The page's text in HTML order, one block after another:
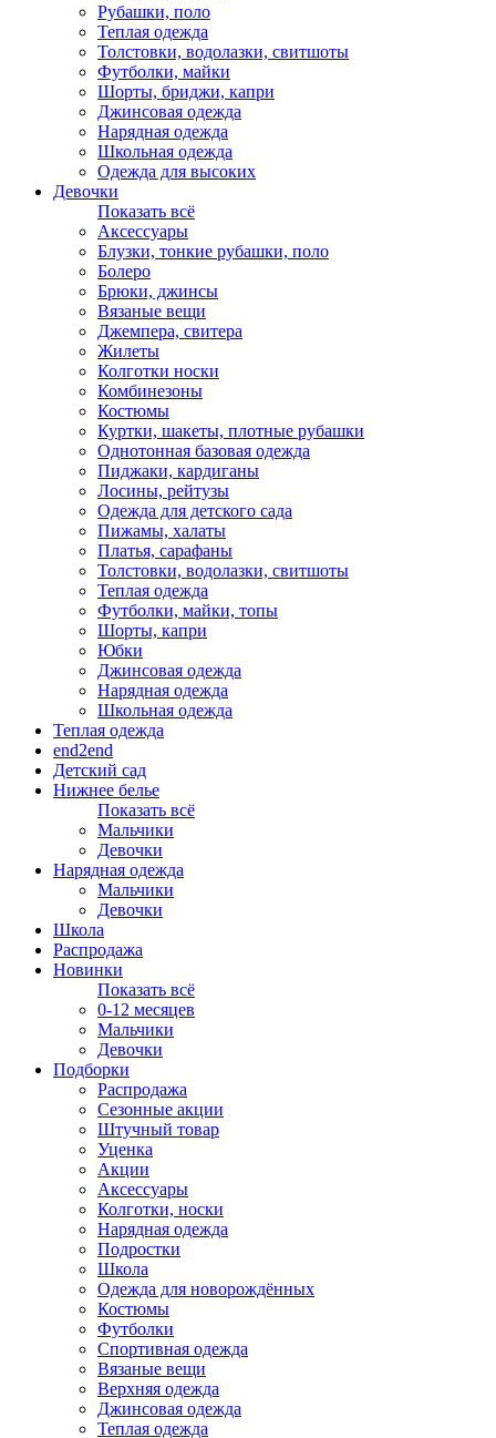
Рубашки, поло
Теплая одежда
Толстовки, водолазки, свитшоты
Футболки, майки
Шорты, бриджи, капри
Джинсовая одежда
Нарядная одежда
Школьная одежда
Одежда для высоких
Девочки
Показать всё
Аксессуары
Блузки, тонкие рубашки, поло
Болеро
Брюки, джинсы
Вязаные вещи
Джемпера, свитера
Жилеты
Колготки носки
Комбинезоны
Костюмы
Куртки, шакеты, плотные рубашки
Однотонная базовая одежда
Пиджаки, кардиганы
Лосины, рейтузы
Одежда для детского сада
Пижамы, халаты
Платья, сарафаны
Толстовки, водолазки, свитшоты
Теплая одежда
Футболки, майки, топы
Шорты, капри
Юбки
Джинсовая одежда
Нарядная одежда
Школьная одежда
Теплая одежда
end2end
Детский сад
Нижнее белье
Показать всё
Мальчики
Девочки
Нарядная одежда
Мальчики
Девочки
Школа
Распродажа
Новинки
Показать всё
0-12 месяцев
Мальчики
Девочки
Подборки
Распродажа
Сезонные акции
Штучный товар
Уценка
Акции
Аксессуары
Колготки, носки
Нарядная одежда
Подростки
Школа
Одежда для новорождённых
Костюмы
Футболки
Спортивная одежда
Вязаные вещи
Верхняя одежда
Джинсовая одежда
Теплая одежда